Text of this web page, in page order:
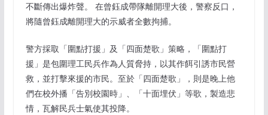
不斷傳出爆炸聲。 在曾鈺成帶隊離開理大後，警察反口，
將隨曾鈺成離開理大的示威者全數拘捕。
警方採取「圍點打援」及「四面楚歌」策略，「圍點打
援」是包圍理工民兵作為人質脅持，以其作餌引誘市民營
救，並打擊來援的市民。至於「四面楚歌」，則是晚上他
們在校外播「告別校園時」、「十面埋伏」等歌，製造悲
情，瓦解民兵士氣使其投降。